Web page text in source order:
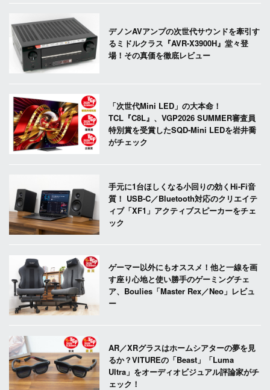
デノンAVアンプの次世代サウンドを牽引す
るミドルクラス『AVR-X3900H』堂々登
場！その真価を徹底レビュー
「次世代Mini LED」の大本命！
TCL『C8L』、VGP2026 SUMMER審査員
特別賞を受賞したSQD-Mini LEDを岩井喬
がチェック
手元に1台ほしくなる小回りの効くHi-Fi音
質！ USB-C／Bluetooth対応のクリエイテ
ィブ「XF1」アクティブスピーカーをチェ
ック
ゲーマー以外にもオススメ！他と一線を画
す座り心地と使い勝手のゲーミングチェ
ア、Boulies「Master Rex／Neo」レビュ
ー
AR／XRグラスはホームシアターの夢を見
るか？VITUREの「Beast」「Luma
Ultra」をオーディオビジュアル評論家がチ
ェック！